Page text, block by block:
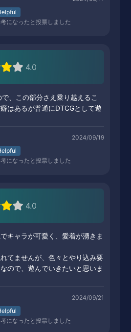
になったと投票しました
4.0
、この部分さえ乗り越えるこ
はあるが普通にDTCGとして遊
2024/09/19
になったと投票しました
4.0
キャラが可愛く、愛着が湧きま
てませんが、色々とやり込み要
ので、遊んでいきたいと思いま
2024/09/21
になったと投票しました